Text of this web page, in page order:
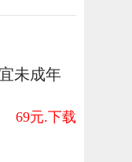
未成年
69元.下载